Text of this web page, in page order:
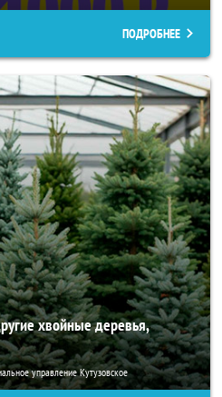
ПОДРОБНЕЕ
хвойные деревья,
управление Кутузовское